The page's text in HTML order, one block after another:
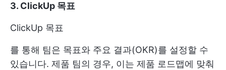
3. ClickUp 목표
ClickUp 목표
를 통해 팀은 목표와 주요 결과(OKR)를 설정할 수
있습니다. 제품 팀의 경우, 이는 제품 로드맵에 맞춰